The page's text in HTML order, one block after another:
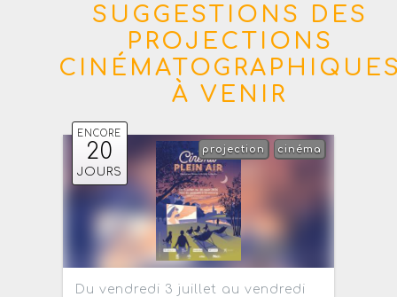
SUGGESTIONS DES
PROJECTIONS
À VENIR
ENCORE
20
JOURS
cinéma
projection
Du vendredi 3 juillet au vendredi